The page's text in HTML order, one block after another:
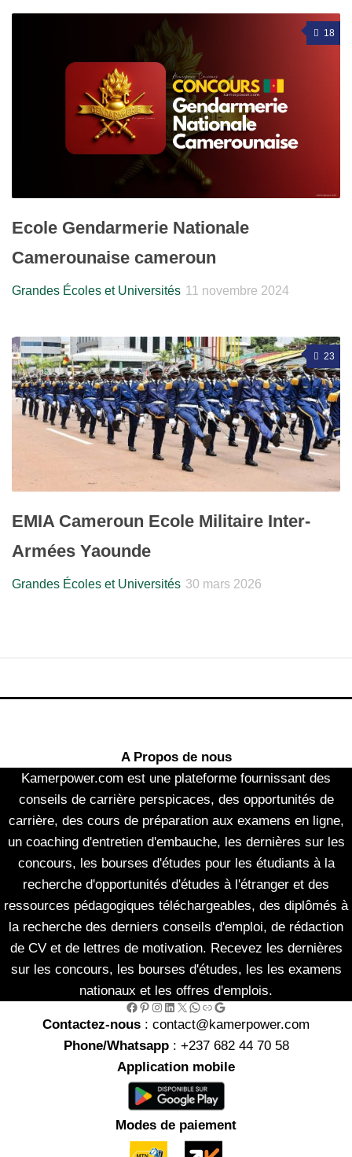
18
Ecole Gendarmerie Nationale
Camerounaise cameroun
Grandes Écoles et Universités 11 novembre 2024
23
EMIA Cameroun Ecole Militaire Inter-
Armées Yaounde
Grandes Écoles et Universités 30 mars 2026
A Propos de nous
Kamerpower.com est une plateforme fournissant des
conseils de carrière perspicaces, des opportunités de
carrière, des cours de préparation aux examens en ligne,
un coaching d'entretien d'embauche, les dernières sur les
concours, les bourses d'études pour les étudiants à la
recherche d'opportunités d'études à l'étranger et des
ressources pédagogiques téléchargeables, des diplômés à
la recherche des derniers conseils d'emploi, de rédaction
de CV et de lettres de motivation. Recevez les dernières
sur les concours, les bourses d'études, les les examens
nationaux et les offres d'emplois.
Facebook Pinterest InstagramLinkedIn X WhatsApp Link Google
Contactez-nous : contact@kamerpower.com
Phone/Whatsapp: +237 682 44 70 58
Application mobile
Modes de paiement